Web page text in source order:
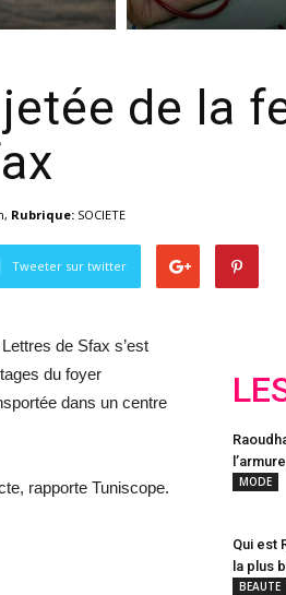
de la
, Rubrique: SOCIETE
Tweeter sur twitter
de Sfax s’est
du foyer
dans un centre
rapporte Tuniscope. MODE
Qui est
la plus
BEAUTE